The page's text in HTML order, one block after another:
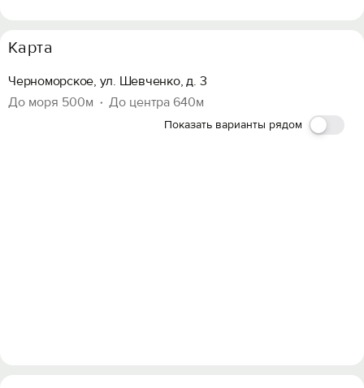
Карта
Черноморское, ул. Шевченко, д. 3
До моря 500м
До центра 640м
Показать варианты рядом
Войти илиЗарегистрироваться